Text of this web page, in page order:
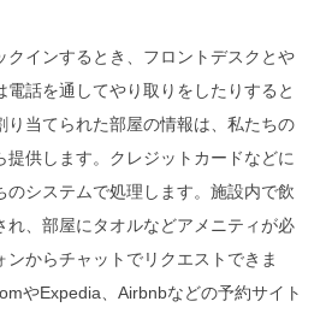
インするとき、フロントデスクとや
電話を通してやり取りをしたりすると
り当てられた部屋の情報は、私たちの
提供します。クレジットカードなどに
のシステムで処理します。施設内で飲
れ、部屋にタオルなどアメニティが必
からチャットでリクエストできま
やExpedia、Airbnbなどの予約サイト